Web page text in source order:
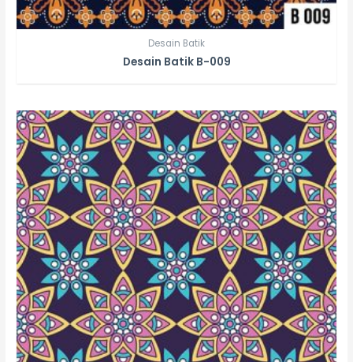
Desain Batik
Desain Batik B-009